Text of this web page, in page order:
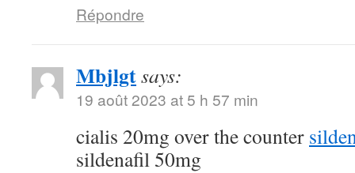
Répondre
Mbjlgtsays:
19 août 2023 at 5 h 57 min
cialis 20mg over the counter
sildenafil 50mg